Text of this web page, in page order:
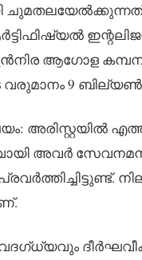
ചുമതലയേൽക്കുന്നത്.
ആഗോള
9
അരിസ്റ്റയിൽ
അവർ